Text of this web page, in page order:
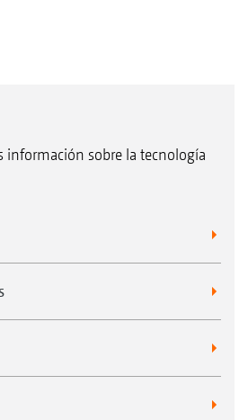
información sobre la tecnología